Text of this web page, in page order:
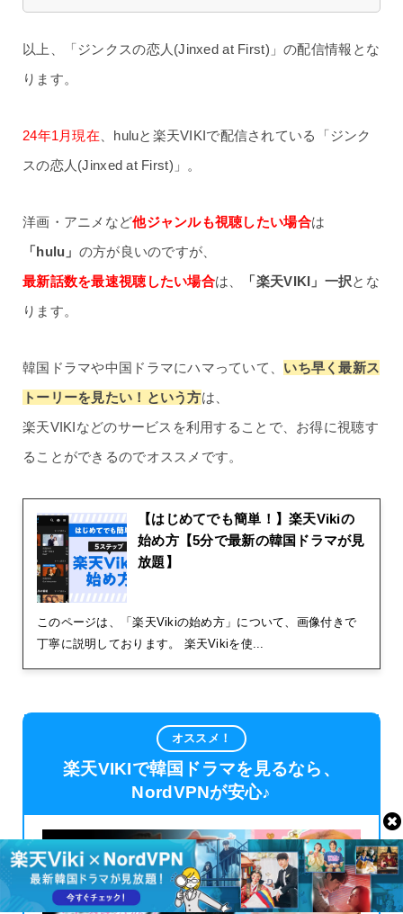
以上、「ジンクスの恋人(Jinxed at First)」の配信情報とな
ります。
24年1月現在、huluと楽天VIKIで配信されている「ジンク
スの恋人(Jinxed at First)」。
洋画・アニメなど他ジャンルも視聴したい場合は
「hulu」 の方が良いのですが、
最新話数を最速視聴したい場合は、 「楽天VIKI」一択とな
ります。
韓国ドラマや中国ドラマにハマっていて、 いち早く最新ス
トーリーを見たい！という方は、
楽天VIKIなどのサービスを利用することで、お得に視聴す
ることができるのでオススメです。
【はじめてでも簡単！】楽天Vikiの
始め方【5分で最新の韓国ドラマが見
放題】
このページは、「楽天Vikiの始め方」について、画像付きで
丁寧に説明しております。 楽天Vikiを使...
オススメ！
楽天VIKIで韓国ドラマを見るなら、
NordVPNが安心♪